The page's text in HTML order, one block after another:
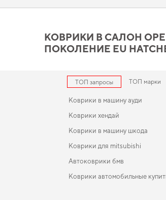
отвечает всем
Наша продукция из EVA материала
КОВРИКИ В САЛОН
ПОКОЛЕНИЕ EU
ТОП запросы ТОП марки
Коврики в машину ауди
Коврики хендай
Коврики в машину шкода
Коврики для mitsubishi
Автоковрики бмв
Коврики автомобильные